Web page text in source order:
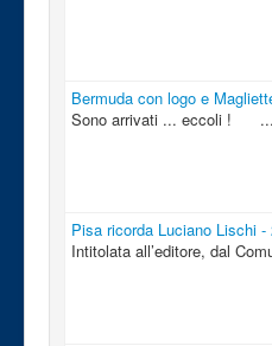
Bermuda con logo e
Sono arrivati ... eccoli ! ...
Pisa ricorda Luciano Lischi -
Intitolata all’editore, dal